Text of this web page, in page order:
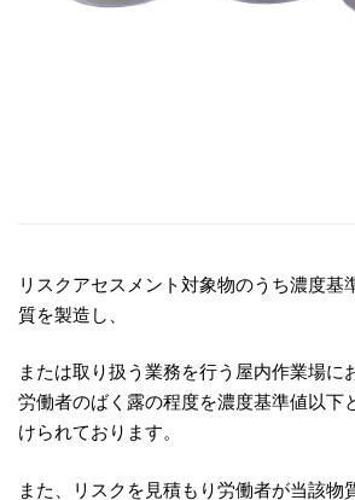
リスクアセスメント対象物のうち濃度基
質を製造し、
または取り扱う業務を行う屋内作業場に
労働者のばく露の程度を濃度基準値以下
けられております。
また、リスクを見積もり労働者が当該物